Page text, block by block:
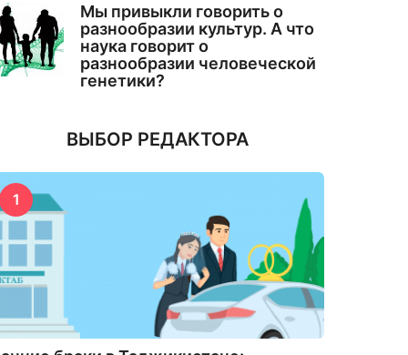
Мы привыкли говорить о
разнообразии культур. А что
наука говорит о
разнообразии человеческой
генетики?
ВЫБОР РЕДАКТОРА
1